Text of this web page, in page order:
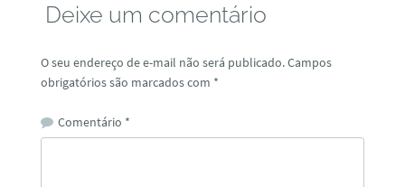
Deixe um comentário
O seu endereço de e-mail não será publicado.Campos
obrigatórios são marcados com *
Comentário *